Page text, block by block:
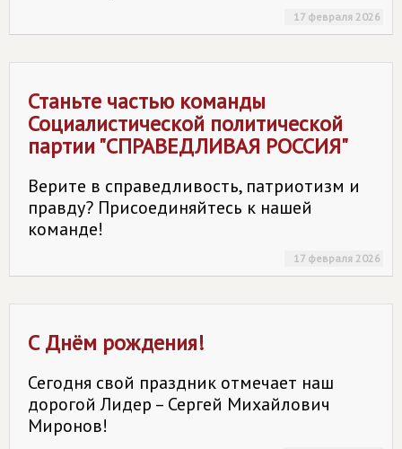
17 февраля 2026
Станьте частью команды
Социалистической политической
партии "СПРАВЕДЛИВАЯ РОССИЯ"
Верите в справедливость, патриотизм и
правду? Присоединяйтесь к нашей
команде!
17 февраля 2026
С Днём рождения!
Сегодня свой праздник отмечает наш
дорогой Лидер – Сергей Михайлович
Миронов!